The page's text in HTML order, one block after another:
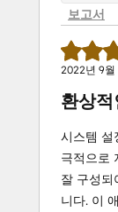
보고서
2022년 9월
환상
시스템 설
극적으로
잘 구성되
니다. 이